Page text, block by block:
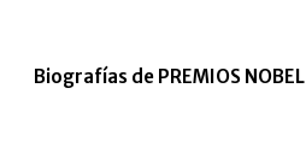
Biografías de PREMIOS NOBEL